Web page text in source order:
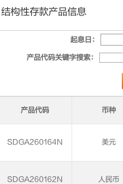
结构性存款产品信息
起息日：
产品代码关键字搜索：
产品代码 币种
SDGA260164N 美元
SDGA260162N 人民币